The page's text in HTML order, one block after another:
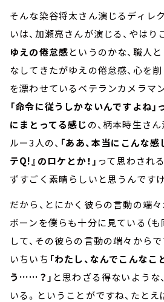
そんな染谷将太さん演じるディレ
いは、加瀬亮さんが演じる、やはり
ゆえの倦怠感というのかな、職人
なしてきたがゆえの倦怠感、心を
を漂わせているベテランカメラマ
「命令に従うしかないんですよね
にまとってる感じの、柄本時生さ
ルー3人の、 「ああ、本当にこんな
テQ!』のロケとか！」 って思わされ
ずすごく素晴らしいと思うんですけ
だから、とにかく彼らの言動の端
ボーンを僕らも十分に見ている（も
して、その彼らの言動の端々からで
いちいち 「わたし、なんでこんな
う……？」 と思わざる得ないような
いる。ということがですね、たとえ